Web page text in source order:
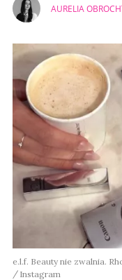
AURELIA
e.l.f. Beauty nie zwalnia.
Instagram